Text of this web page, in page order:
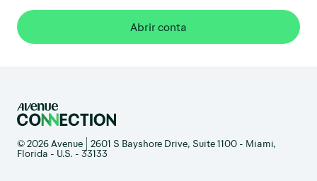
Abrir conta
© 2026 Avenue | 2601 S Bayshore Drive, Suite 1100 - Miami,
Florida - U.S. - 33133